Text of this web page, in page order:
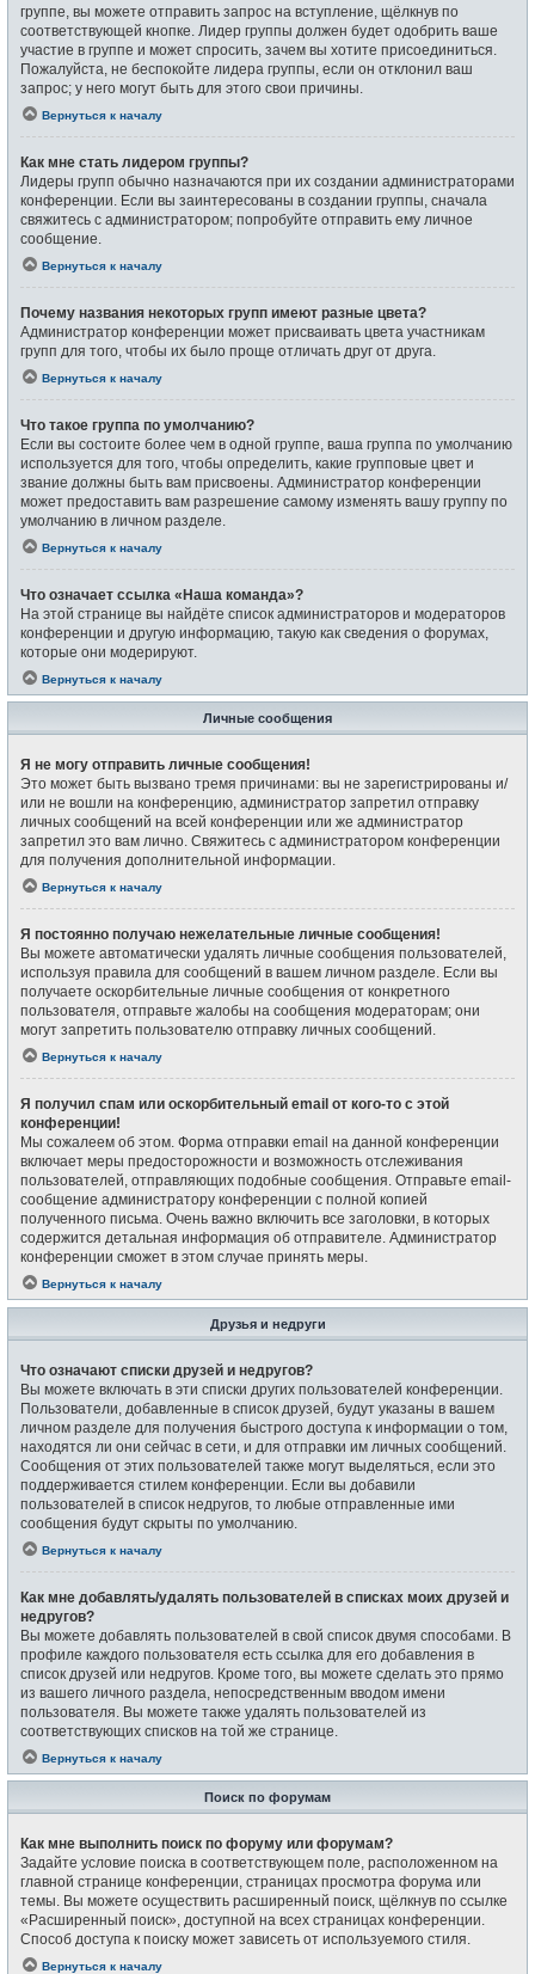
группе, вы можете отправить запрос на вступление, щёлкнув по
соответствующей кнопке. Лидер группы должен будет одобрить ваше
участие в группе и может спросить, зачем вы хотите присоединиться.
Пожалуйста, не беспокойте лидера группы, если он отклонил ваш
запрос; у него могут быть для этого свои причины.
Вернуться к началу
Как мне стать лидером группы?
Лидеры групп обычно назначаются при их создании администраторами
конференции. Если вы заинтересованы в создании группы, сначала
свяжитесь с администратором; попробуйте отправить ему личное
сообщение.
Вернуться к началу
Почему названия некоторых групп имеют разные цвета?
Администратор конференции может присваивать цвета участникам
групп для того, чтобы их было проще отличать друг от друга.
Вернуться к началу
Что такое группа по умолчанию?
Если вы состоите более чем в одной группе, ваша группа по умолчанию
используется для того, чтобы определить, какие групповые цвет и
звание должны быть вам присвоены. Администратор конференции
может предоставить вам разрешение самому изменять вашу группу по
умолчанию в личном разделе.
Вернуться к началу
Что означает ссылка «Наша команда»?
На этой странице вы найдёте список администраторов и модераторов
конференции и другую информацию, такую как сведения о форумах,
которые они модерируют.
Вернуться к началу
Личные сообщения
Я не могу отправить личные сообщения!
Это может быть вызвано тремя причинами: вы не зарегистрированы и/
или не вошли на конференцию, администратор запретил отправку
личных сообщений на всей конференции или же администратор
запретил это вам лично. Свяжитесь с администратором конференции
для получения дополнительной информации.
Вернуться к началу
Я постоянно получаю нежелательные личные сообщения!
Вы можете автоматически удалять личные сообщения пользователей,
используя правила для сообщений в вашем личном разделе. Если вы
получаете оскорбительные личные сообщения от конкретного
пользователя, отправьте жалобы на сообщения модераторам; они
могут запретить пользователю отправку личных сообщений.
Вернуться к началу
Я получил спам или оскорбительный email от кого-то с этой
конференции!
Мы сожалеем об этом. Форма отправки email на данной конференции
включает меры предосторожности и возможность отслеживания
пользователей, отправляющих подобные сообщения. Отправьте email-
сообщение администратору конференции с полной копией
полученного письма. Очень важно включить все заголовки, в которых
содержится детальная информация об отправителе. Администратор
конференции сможет в этом случае принять меры.
Вернуться к началу
Друзья и недруги
Что означают списки друзей и недругов?
Вы можете включать в эти списки других пользователей конференции.
Пользователи, добавленные в список друзей, будут указаны в вашем
личном разделе для получения быстрого доступа к информации о том,
находятся ли они сейчас в сети, и для отправки им личных сообщений.
Сообщения от этих пользователей также могут выделяться, если это
поддерживается стилем конференции. Если вы добавили
пользователей в список недругов, то любые отправленные ими
сообщения будут скрыты по умолчанию.
Вернуться к началу
Как мне добавлять/удалять пользователей в списках моих друзей и
недругов?
Вы можете добавлять пользователей в свой список двумя способами. В
профиле каждого пользователя есть ссылка для его добавления в
список друзей или недругов. Кроме того, вы можете сделать это прямо
из вашего личного раздела, непосредственным вводом имени
пользователя. Вы можете также удалять пользователей из
соответствующих списков на той же странице.
Вернуться к началу
Поиск по форумам
Как мне выполнить поиск по форуму или форумам?
Задайте условие поиска в соответствующем поле, расположенном на
главной странице конференции, страницах просмотра форума или
темы. Вы можете осуществить расширенный поиск, щёлкнув по ссылке
«Расширенный поиск», доступной на всех страницах конференции.
Способ доступа к поиску может зависеть от используемого стиля.
Вернуться к началу